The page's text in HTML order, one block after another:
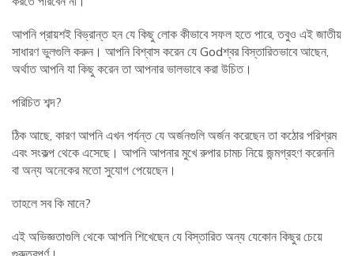
আপনি প্রায়শই বিভ্রান্ত হন যে কিছু লোক কীভাবে সফল হতে পারে, তবুও এই জাতীয়
সাধারণ ভুলগুলি করুন। আপনি বিশ্বাস করেন যে Godশ্বর বিস্তারিতভাবে আছেন,
অর্থাত আপনি যা কিছু করেন তা আপনার ভালভাবে করা উচিত।
পরিচিত শব্দ?
ঠিক আছে, কারণ আপনি এখন পর্যন্ত যে অর্জনগুলি অর্জন করেছেন তা কঠোর পরিশ্রম
এবং সংকল্প থেকে এসেছে। আপনি আপনার মুখে রুপার চামচ নিয়ে জন্মগ্রহণ করেননি
বা অন্য অনেকের মতো সুযোগ পেয়েছেন।
তাহলে সব কি মানে?
এই অভিজ্ঞতাগুলি থেকে আপনি শিখেছেন যে বিস্তারিত অন্য যেকোন কিছুর চেয়ে